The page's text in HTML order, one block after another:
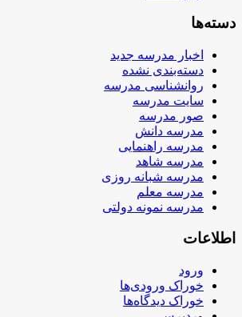
دسته‌ها
اخبار مدرسه جدید
دسته‌بندی نشده
روانشناسی مدرسه
سایت مدرسه
صور مدرسه
مدرسه دانش
مدرسه راهنمایی
مدرسه شاهد
مدرسه شبانه روزی
مدرسه معلم
مدرسه نمونه دولتی
اطلاعات
ورود
خوراک ورودی‌ها
خوراک دیدگاه‌ها